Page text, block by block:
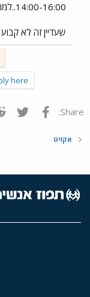
14:00-16:00..למרות שעפר אמר
שעדיין זה לא קבוע
here.
Share: פייסבוק
אקזיט